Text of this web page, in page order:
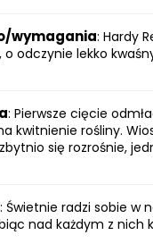
wymagania: Hardy
o odczynie lekko
: Pierwsze cięcie
kwitnienie rośliny.
się rozrośnie,
: Świetnie radzi sobie w
nad każdym z nich